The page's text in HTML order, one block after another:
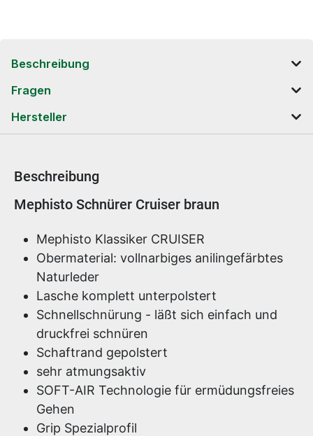
Beschreibung
Fragen
Hersteller
Beschreibung
Produktinformationen
Mephisto Schnürer Cruiser braun
Mephisto Klassiker CRUISER
Obermaterial: vollnarbiges anilingefärbtes
Naturleder
Lasche komplett unterpolstert
Schnellschnürung - läßt sich einfach und
druckfrei schnüren
Schaftrand gepolstert
sehr atmungsaktiv
SOFT-AIR Technologie für ermüdungsfreies
Gehen
Grip Spezialprofil